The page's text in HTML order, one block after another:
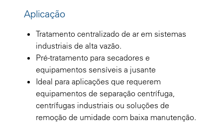
Aplicação
Tratamento centralizado de ar em sistemas
industriais de alta vazão.
Pré-tratamento para secadores e
equipamentos sensíveis a jusante
Ideal para aplicações que requerem
equipamentos de separação centrífuga,
centrífugas industriais ou soluções de
remoção de umidade com baixa manutenção.